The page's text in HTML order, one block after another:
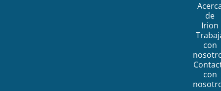
de
Irion
con
con